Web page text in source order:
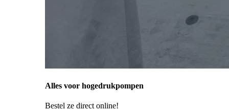
Alles voor hogedrukpompen
Bestel ze direct online!